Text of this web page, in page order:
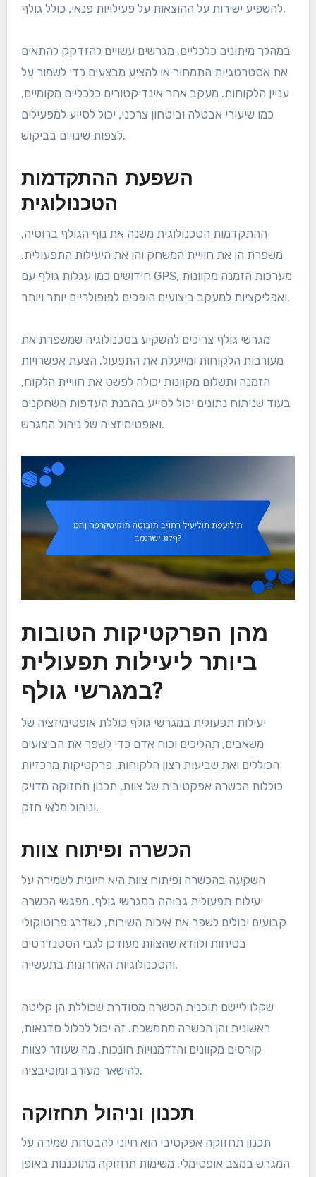
להשפיע ישירות על ההוצאות על פעילויות פנאי, כולל גולף.
במהלך מיתונים כלכליים, מגרשים עשויים להזדקק להתאים
את אסטרטגיות התמחור או להציע מבצעים כדי לשמור על
עניין הלקוחות. מעקב אחר אינדיקטורים כלכליים מקומיים,
כמו שיעורי אבטלה וביטחון צרכני, יכול לסייע למפעילים
לצפות שינויים בביקוש.
השפעת ההתקדמות
הטכנולוגית
ההתקדמות הטכנולוגית משנה את נוף הגולף ברוסיה,
משפרת הן את חוויית המשחק והן את היעילות התפעולית.
חידושים כמו עגלות גולף עם GPS, מערכות הזמנה מקוונות
ואפליקציות למעקב ביצועים הופכים לפופולריים יותר ויותר.
מגרשי גולף צריכים להשקיע בטכנולוגיה שמשפרת את
מעורבות הלקוחות ומייעלת את התפעול. הצעת אפשרויות
הזמנה ותשלום מקוונות יכולה לפשט את חוויית הלקוח,
בעוד שניתוח נתונים יכול לסייע בהבנת העדפות השחקנים
ואופטימיזציה של ניהול המגרש.
מהן הפרקטיקות הטובות
ביותר ליעילות תפעולית
במגרשי גולף?
יעילות תפעולית במגרשי גולף כוללת אופטימיזציה של
משאבים, תהליכים וכוח אדם כדי לשפר את הביצועים
הכוללים ואת שביעות רצון הלקוחות. פרקטיקות מרכזיות
כוללות הכשרה אפקטיבית של צוות, תכנון תחזוקה מדויק
וניהול מלאי חזק.
הכשרה ופיתוח צוות
השקעה בהכשרה ופיתוח צוות היא חיונית לשמירה על
יעילות תפעולית גבוהה במגרשי גולף. מפגשי הכשרה
קבועים יכולים לשפר את איכות השירות, לשדרג פרוטוקולי
בטיחות ולוודא שהצוות מעודכן לגבי הסטנדרטים
והטכנולוגיות האחרונות בתעשייה.
שקלו ליישם תוכנית הכשרה מסודרת שכוללת הן קליטה
ראשונית והן הכשרה מתמשכת. זה יכול לכלול סדנאות,
קורסים מקוונים והזדמנויות חונכות, מה שעוזר לצוות
להישאר מעורב ומוטיבציה.
תכנון וניהול תחזוקה
תכנון תחזוקה אפקטיבי הוא חיוני להבטחת שמירה על
המגרש במצב אופטימלי. משימות תחזוקה מתוכננות באופן